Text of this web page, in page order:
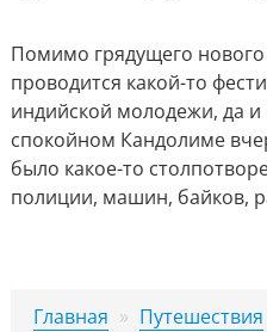
Помимо грядущего
проводится какой-то
индийской молодежи, да
спокойном Кандолиме
было какое-то
полиции, машин, байков,
Главная » Путешествия